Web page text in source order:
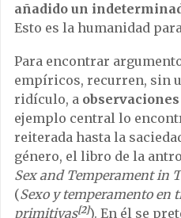
añadido un
Esto es la humanidad
Para encontrar
empíricos, recurren, sin
ridículo, a
ejemplo central lo
reiterada hasta la
género, el libro de la
Sex and Temperament in
(Sexo y temperamento en
primitivas[2]). En él se